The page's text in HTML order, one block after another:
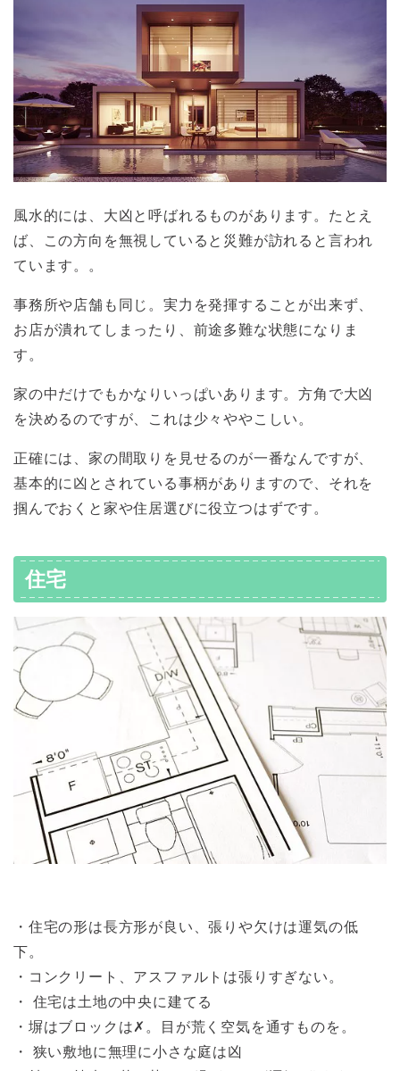
風水的には、大凶と呼ばれるものがあります。たとえ
ば、この方向を無視していると災難が訪れると言われ
ています。。
事務所や店舗も同じ。実力を発揮することが出来ず、
お店が潰れてしまったり、前途多難な状態になりま
す。
家の中だけでもかなりいっぱいあります。方角で大凶
を決めるのですが、これは少々ややこしい。
正確には、家の間取りを見せるのが一番なんですが、
基本的に凶とされている事柄がありますので、それを
掴んでおくと家や住居選びに役立つはずです。
住宅
・住宅の形は長方形が良い、張りや欠けは運気の低
下。
・コンクリート、アスファルトは張りすぎない。
・ 住宅は土地の中央に建てる
・塀はブロックは✗。目が荒く空気を通すものを。
・ 狭い敷地に無理に小さな庭は凶